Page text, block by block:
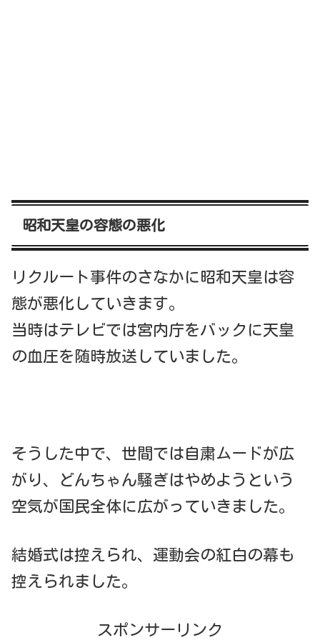
昭和天皇の容態の悪化
リクルート事件のさなかに昭和天皇は容
態が悪化していきます。
当時はテレビでは宮内庁をバックに天皇
の血圧を随時放送していました。
そうした中で、世間では自粛ムードが広
がり、どんちゃん騒ぎはやめようという
空気が国民全体に広がっていきました。
結婚式は控えられ、運動会の紅白の幕も
控えられました。
スポンサーリンク